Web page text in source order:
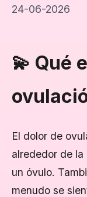
24-06-2026
💫 Qué
El dolor de
alrededor de
un óvulo.
menudo se